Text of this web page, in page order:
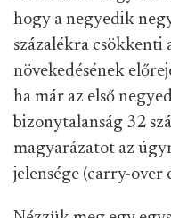
hogy a negyedik
százalékra csökkenti
növekedésének
ha már az első
bizonytalanság 32
magyarázatot az
jelensége (carry-over